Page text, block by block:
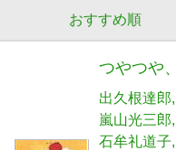
おすすめ順
つやつや
出久根達郎
嵐山光三郎
石牟礼道子